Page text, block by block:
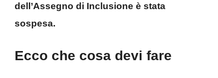
dell’Assegno di Inclusione è stata
sospesa.
Ecco che cosa devi fare